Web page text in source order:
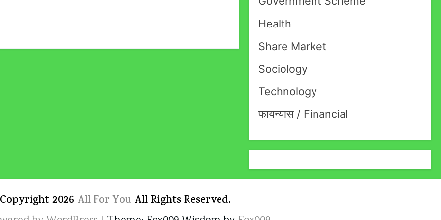
Health
Share Market
Sociology
Technology
फायन्यास / Financial
2026 All For You All Rights Reserved.